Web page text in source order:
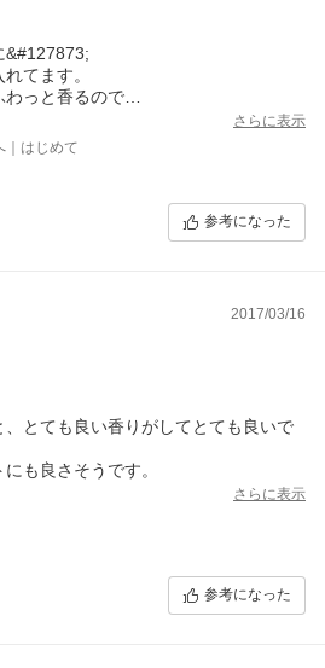
&#127873;
てます。
わっと香るので
さらに表示
｜はじめて
参考になった
2017/03/16
とても良い香りがしてとても良いで
も良さそうです。
さらに表示
参考になった